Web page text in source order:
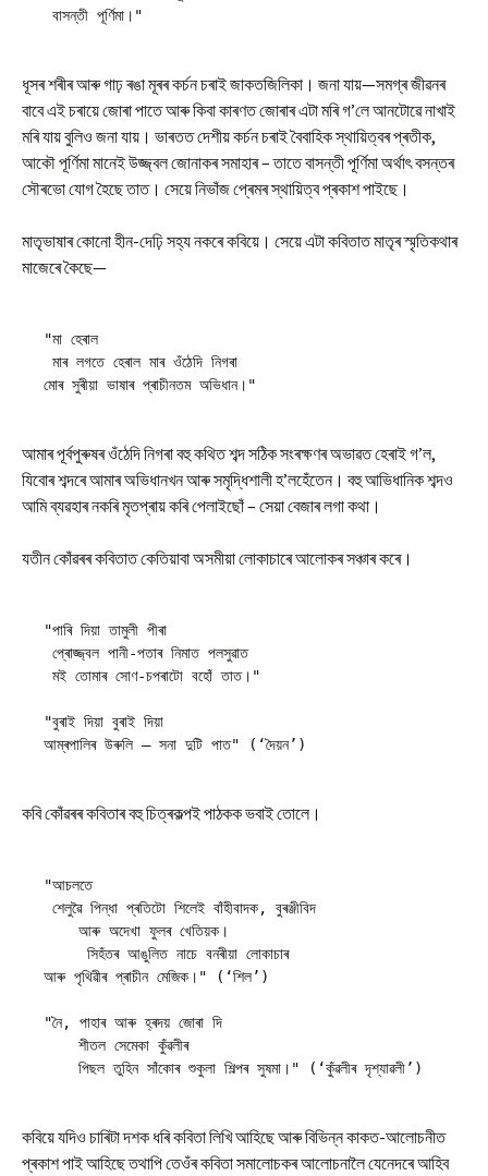
বাসন্তী পূৰ্ণিমা।"
ধূসৰ শৰীৰ আৰু গাঢ় ৰঙা মূৰৰ কৰ্চন চৰাই জাকতজিলিকা। জনা যায়—সমগ্ৰ জীৱনৰ
বাবে এই চৰায়ে জোৰা পাতে আৰু কিবা কাৰণত জোৰাৰ এটা মৰি গ’লে আনটোৱে নাখাই
মৰি যায় বুলিও জনা যায়। ভাৰতত দেশীয় কৰ্চন চৰাই বৈবাহিক স্থায়িত্বৰ প্ৰতীক,
আকৌ পূৰ্ণিমা মানেই উজ্জ্বল জোনাকৰ সমাহাৰ – তাতে বাসন্তী পূৰ্ণিমা অৰ্থাৎ বসন্তৰ
সৌৰভো যোগ হৈছে তাত। সেয়ে নিভাঁজ প্ৰেমৰ স্থায়িত্ব প্ৰকাশ পাইছে।
মাতৃভাষাৰ কোনো হীন-দেঢ়ি সহ্য নকৰে কবিয়ে। সেয়ে এটা কবিতাত মাতৃৰ স্মৃতিকথাৰ
মাজেৰে কৈছে—
"মা হেৰাল
মাৰ লগতে হেৰাল মাৰ ওঁঠেদি নিগৰা
মোৰ সুৰীয়া ভাষাৰ প্ৰাচীনতম অভিধান।"
আমাৰ পূৰ্বপুৰুষৰ ওঁঠেদি নিগৰা বহু কথিত শব্দ সঠিক সংৰক্ষণৰ অভাৱত হেৰাই গ’ল,
যিবোৰ শব্দৰে আমাৰ অভিধানখন আৰু সমৃদ্ধিশালী হ’লহেঁতেন। বহু আভিধানিক শব্দও
আমি ব্যৱহাৰ নকৰি মৃতপ্ৰায় কৰি পেলাইছোঁ – সেয়া বেজাৰ লগা কথা।
যতীন কোঁৱৰৰ কবিতাত কেতিয়াবা অসমীয়া লোকাচাৰে আলোকৰ সঞ্চাৰ কৰে।
"পাৰি দিয়া তামুলী পীৰা
প্ৰোজ্জ্বল পানী-পতাৰ নিমাত পলসুৱাত
মই তোমাৰ সোণ-চপৰাটো বহোঁ তাত।"
"বুৰাই দিয়া বুৰাই দিয়া
আম্ৰপালিৰ উৰুলি – সনা দুটি পাত" (‘দৈয়ন’)
কবি কোঁৱৰৰ কবিতাৰ বহু চিত্ৰকল্পই পাঠকক ভবাই তোলে।
"আচলতে
শেলুৱৈ পিন্ধা প্ৰতিটো শিলেই বাঁহীবাদক, বুৰঞ্জীবিদ
    আৰু অদেখা ফুলৰ খেতিয়ক।
     সিহঁতৰ আঙুলিত নাচে বনৰীয়া লোকাচাৰ
আৰু পৃথিৱীৰ প্ৰাচীন মেজিক।" (‘শিল’)
"নৈ, পাহাৰ আৰু হ্ৰদয় জোৰা দি
    শীতল সেমেকা কুঁৱলীৰ
    পিছল তুহিন সাঁকোৰ শুকুলা শিল্পৰ সুষমা।" (‘কুঁৱলীৰ দৃশ্যাৱলী’)
কবিয়ে যদিও চাৰিটা দশক ধৰি কবিতা লিখি আহিছে আৰু বিভিন্ন কাকত-আলোচনীত
প্ৰকাশ পাই আহিছে তথাপি তেওঁৰ কবিতা সমালোচকৰ আলোচনালৈ যেনেদৰে আহিব